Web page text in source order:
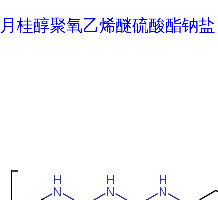
月桂醇聚氧乙烯醚硫酸酯钠盐